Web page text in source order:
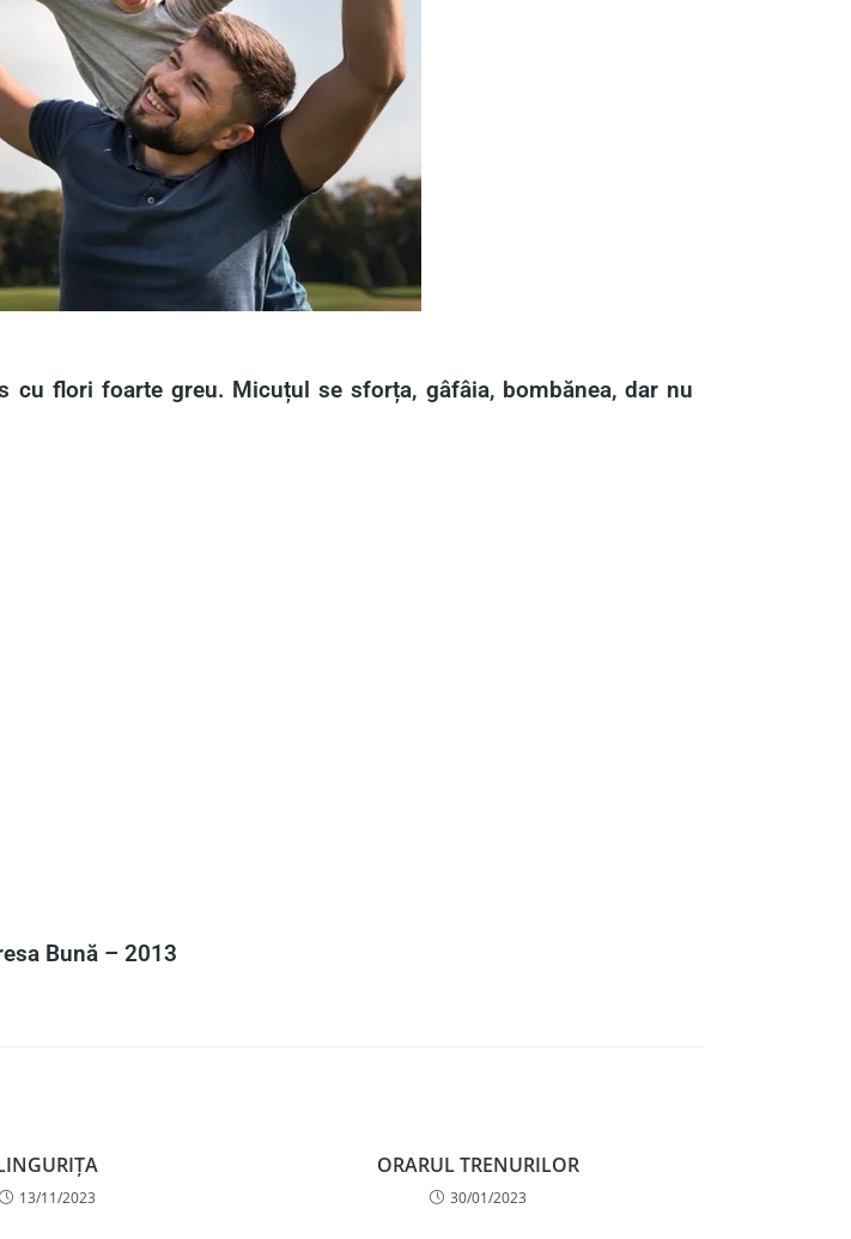
flori foarte greu. Micuțul se sforța, gâfâia, bombănea, dar nu
Bună – 2013
13/11/2023
ORARUL TRENURILOR
30/01/2023